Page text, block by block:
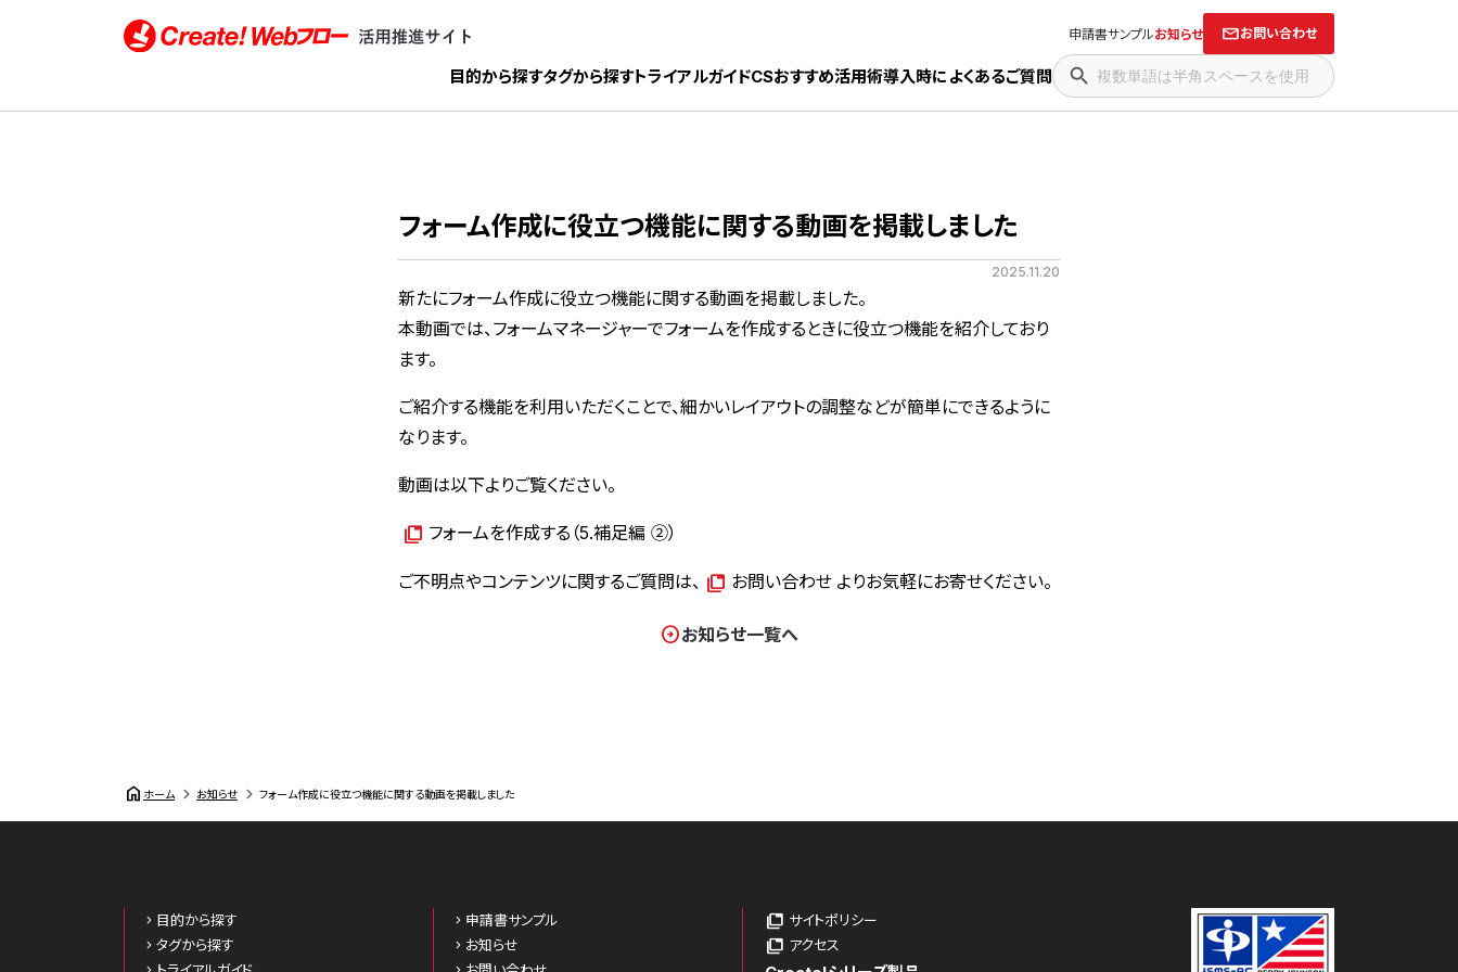
Create!Webフロー活用推進サイト インフォテック株式会社
申請書サンプルお知らせ お問い合わせ
目的から探すタグから探すトライアルガイドCSおすすめ活用術導入時によくあるご質問
フォーム作成に役立つ機能に関する動画を掲載しました
2025.11.20
新たにフォーム作成に役立つ機能に関する動画を掲載しました。
本動画では、フォームマネージャーでフォームを作成するときに役立つ機能を紹介しており
ます。
ご紹介する機能を利用いただくことで、細かいレイアウトの調整などが簡単にできるように
なります。
動画は以下よりご覧ください。
フォームを作成する（5.補足編 ②）
ご不明点やコンテンツに関するご質問は、 お問い合わせ よりお気軽にお寄せください。
お知らせ一覧へ
home ホーム お知らせ フォーム作成に役立つ機能に関する動画を掲載しました
目的から探す
タグから探す
申請書サンプル
お知らせ
サイトポリシー
アクセス